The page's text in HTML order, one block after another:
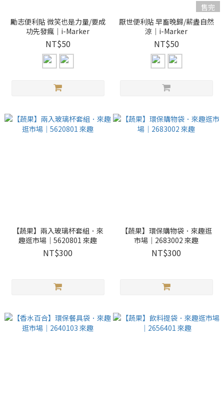
勵志便利貼 微笑也是力量/要成
功先發瘋｜i-Marker
NT$50
售完
厭世便利貼 早畜晚歸/薪盡自然
涼｜i-Marker
NT$50
【蔬果】兩入玻璃杯套組．來
趣逛市場｜5620801 來趣
NT$300
【蔬果】環保購物袋．來趣逛
市場｜2683002 來趣
NT$300